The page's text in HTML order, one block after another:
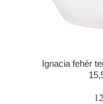
Ignacia fehér